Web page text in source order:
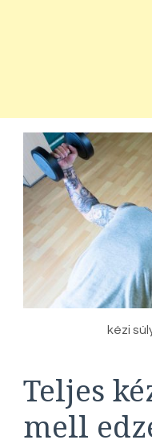
kézi
Teljes
mell